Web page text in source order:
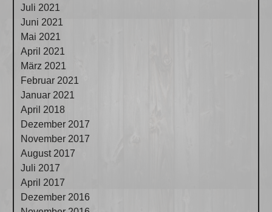
Juli 2021
Juni 2021
Mai 2021
April 2021
März 2021
Februar 2021
Januar 2021
April 2018
Dezember 2017
November 2017
August 2017
Juli 2017
April 2017
Dezember 2016